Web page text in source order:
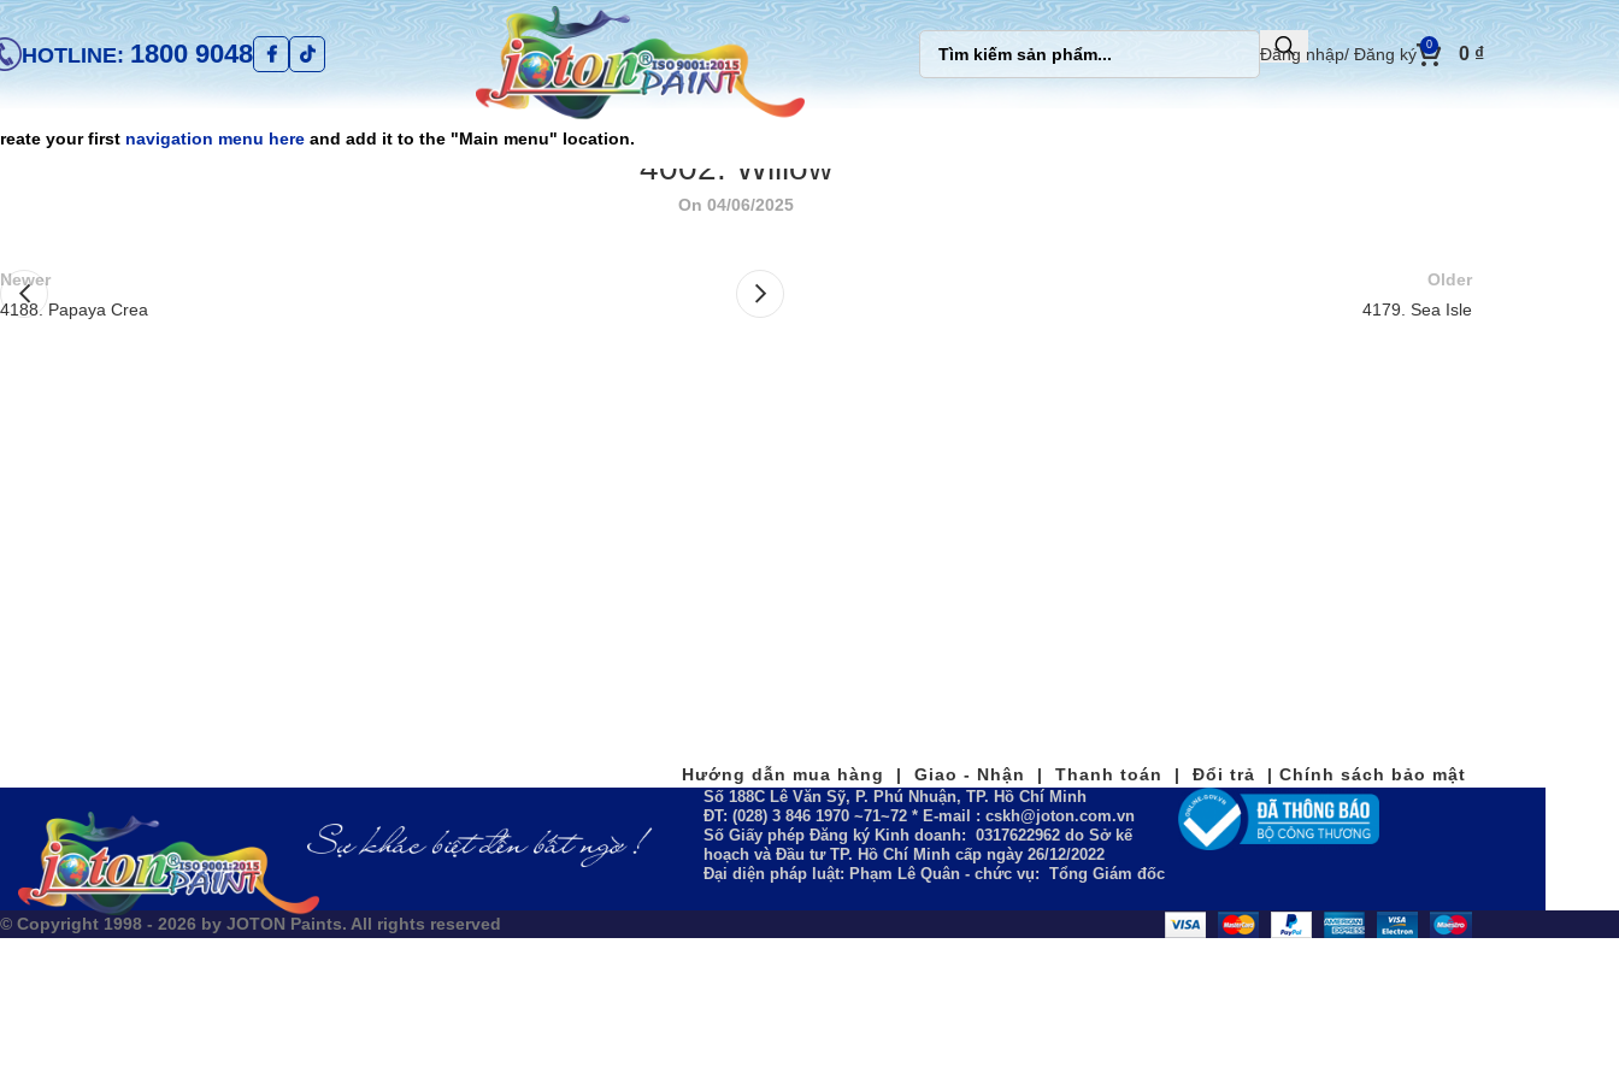
HOTLINE: 1800 9048 Đăng nhập/ Đăng ký 0 0 ₫
your first navigation menu here and add it to the "Main menu" location.
4002. Willow
On 04/06/2025
Newer
4188. Papaya Crea
Older
4179. Sea Isle
Hướng dẫn mua hàng | Giao - Nhận | Thanh toán | Đổi trả | Chính sách bảo mật
Số 188C Lê Văn Sỹ, P. Phú Nhuận, TP. Hồ Chí Minh
ĐT: (028) 3 846 1970 ~71~72 * E-mail : cskh@joton.com.vn
Số Giấy phép Đăng ký Kinh doanh: 0317622962 do Sở kế
hoạch và Đầu tư TP. Hồ Chí Minh cấp ngày 26/12/2022
Đại diện pháp luật: Phạm Lê Quân - chức vụ: Tổng Giám đốc
© Copyright 1998 - 2026 by JOTON Paints. All rights reserved